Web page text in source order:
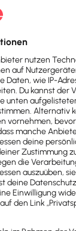
nutzen
drücken.